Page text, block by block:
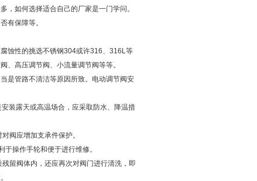
，如何选择适合自己的厂家是一门学问。
有保障等。
蚀性的挑选不锈钢304或许316、316L等
、高压调节阀、小流量调节阀等等。
是管路不清洁等原因所致。电动调节阀安
露天或高温场合，应采取防水、降温措
阀应增加支承件保护。
操作手轮和便于进行维修。
留阀体内，还应再次对阀门进行清洗，即